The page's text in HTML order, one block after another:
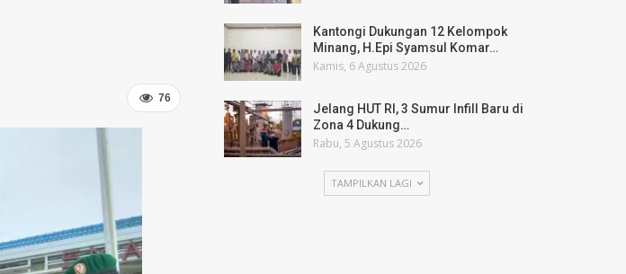
76
Kantongi Dukungan 12 Kelompok
Minang, H.Epi Syamsul Komar…
Kamis, 6 Agustus 2026
Jelang HUT RI, 3 Sumur Infill Baru di
Zona 4 Dukung…
Rabu, 5 Agustus 2026
TAMPILKAN LAGI